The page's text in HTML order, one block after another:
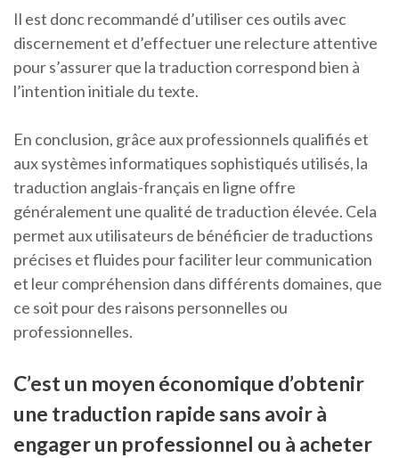
Il est donc recommandé d’utiliser ces outils avec
discernement et d’effectuer une relecture attentive
pour s’assurer que la traduction correspond bien à
l’intention initiale du texte.
En conclusion, grâce aux professionnels qualifiés et
aux systèmes informatiques sophistiqués utilisés, la
traduction anglais-français en ligne offre
généralement une qualité de traduction élevée. Cela
permet aux utilisateurs de bénéficier de traductions
précises et fluides pour faciliter leur communication
et leur compréhension dans différents domaines, que
ce soit pour des raisons personnelles ou
professionnelles.
C’est un moyen économique d’obtenir
une traduction rapide sans avoir à
engager un professionnel ou à acheter